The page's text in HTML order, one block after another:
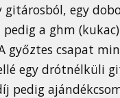
gitárosból, egy
a ghm
győztes csapat
egy drótnélküli
pedig